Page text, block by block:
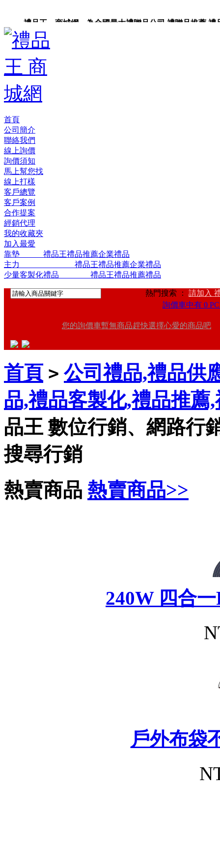
禮品王 商城網 為全國最大禮贈品公司,禮贈品推薦,禮
品包裝,禮品卡,企業禮品,禮品小物,高級禮品,禮品網站。
首頁
公司簡介
聯絡我們
線上詢價
詢價須知
馬上幫您找
線上打樣
客戶總覽
客戶案例
合作提案
經銷代理
我的收藏夾
加入最愛
靠墊 禮品王禮品推薦企業禮品
主力 禮品王禮品推薦企業禮品
少量客製化禮品 禮品王禮品推薦禮品
熱門搜索 ： 請加入
詢價車中有 0
您的詢價車暫無商品趕快選擇心愛的商品吧
首頁 > 公司禮品,禮品供
品,禮品客製化,禮品推薦
品王 數位行銷、網路行
搜尋行銷
熱賣商品 熱賣商品>>
240W 四合
戶外布袋